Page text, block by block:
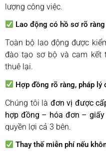
lượng công việc.
Lao động có hồ sơ rõ ràng
Toàn bộ lao động được
đào tạo sơ bộ và cam kết
thuê lại.
Hợp đồng rõ ràng, pháp lý
Chúng tôi là đơn vị được
hợp đồng – hóa đơn –
quyền lợi cả 3 bên.
Thay thế miễn phí nếu